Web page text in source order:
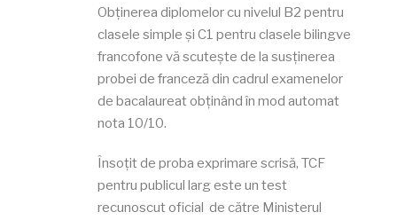
Obținerea diplomelor cu nivelul B2 pentru
clasele simple și C1 pentru clasele bilingve
francofone vă scutește de la susținerea
probei de franceză din cadrul examenelor
de bacalaureat obținând în mod automat
nota 10/10.
Însoțitde proba exprimare scrisă, TCF
pentru publicul larg este un test
recunoscut oficial de către Ministerul